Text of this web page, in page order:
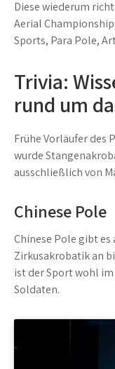
Diese wiederum
Aerial
Sports, Para Pole,
Trivia:
rund um
Frühe Vorläufer des
wurde
ausschließlich von
Chinese Pole
Chinese Pole gibt es
Zirkusakrobatik an
ist der Sport wohl
Soldaten.